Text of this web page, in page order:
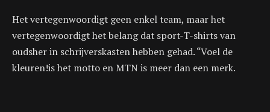
Het vertegenwoordigt geen enkel team, maar het
vertegenwoordigt het belang dat sport-T-shirts van
oudsher in schrijverskasten hebben gehad. “Voel de
kleuren!is het motto en MTN is meer dan een merk.